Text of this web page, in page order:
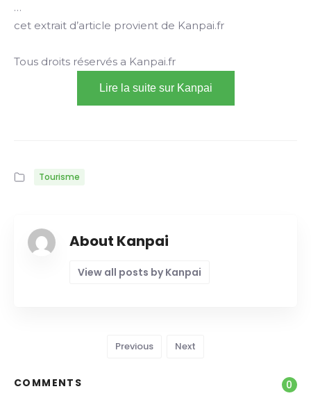
…
cet extrait d’article provient de Kanpai.fr
Tous droits réservés a Kanpai.fr
Lire la suite sur Kanpai
Tourisme
About Kanpai
View all posts by Kanpai
Previous Next
COMMENTS 0